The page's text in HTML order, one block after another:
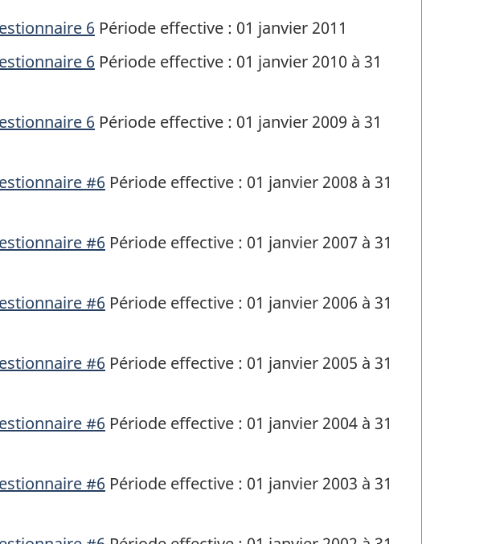
6 Période effective : 01 janvier 2011
6 Période effective : 01 janvier 2010 à 31
6 Période effective : 01 janvier 2009 à 31
#6 Période effective : 01 janvier 2008 à 31
#6 Période effective : 01 janvier 2007 à 31
#6 Période effective : 01 janvier 2006 à 31
#6 Période effective : 01 janvier 2005 à 31
#6 Période effective : 01 janvier 2004 à 31
#6 Période effective : 01 janvier 2003 à 31